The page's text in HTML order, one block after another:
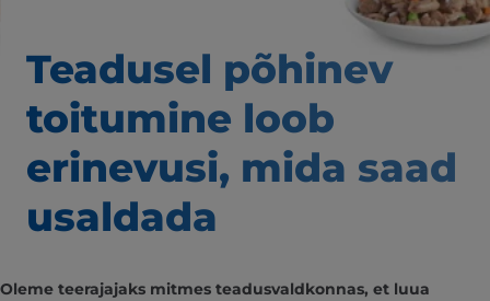
Teadusel põhinev
toitumine loob
erinevusi, mida saad
usaldada
Oleme teerajajaks mitmes teadusvaldkonnas, et luua